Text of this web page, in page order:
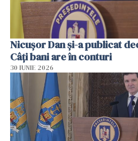
Nicuşor Dan şi-a publicat
Câți bani are în conturi
30 IUNIE 2026